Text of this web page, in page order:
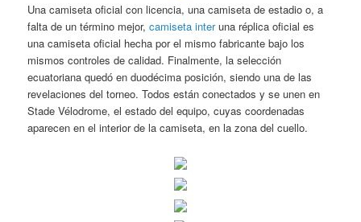
Una camiseta oficial con licencia, una camiseta de estadio o, a
falta de un término mejor,camiseta interuna réplica oficial es
una camiseta oficial hecha por el mismo fabricante bajo los
mismos controles de calidad. Finalmente, la selección
ecuatoriana quedó en duodécima posición, siendo una de las
revelaciones del torneo. Todos están conectados y se unen en
Stade Vélodrome, el estado del equipo, cuyas coordenadas
aparecen en el interior de la camiseta, en la zona del cuello.